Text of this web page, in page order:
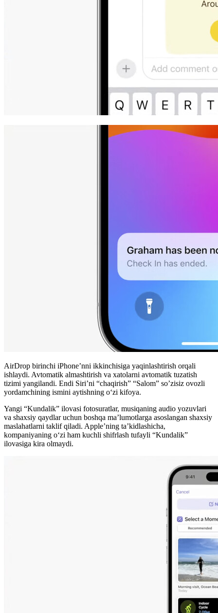
AirDrop birinchi iPhone’nni ikkinchisiga yaqinlashtirish orqali
ishlaydi. Avtomatik almashtirish va xatolarni avtomatik tuzatish
tizimi yangilandi. Endi Siri’ni “chaqirish” “Salom” so’zisiz ovozli
yordamchining ismini aytishning o‘zi kifoya.
Yangi “Kundalik” ilovasi fotosuratlar, musiqaning audio yozuvlari
va shaxsiy qaydlar uchun boshqa ma’lumotlarga asoslangan shaxsiy
maslahatlarni taklif qiladi. Apple’ning ta’kidlashicha,
kompaniyaning o‘zi ham kuchli shifrlash tufayli “Kundalik”
ilovasiga kira olmaydi.